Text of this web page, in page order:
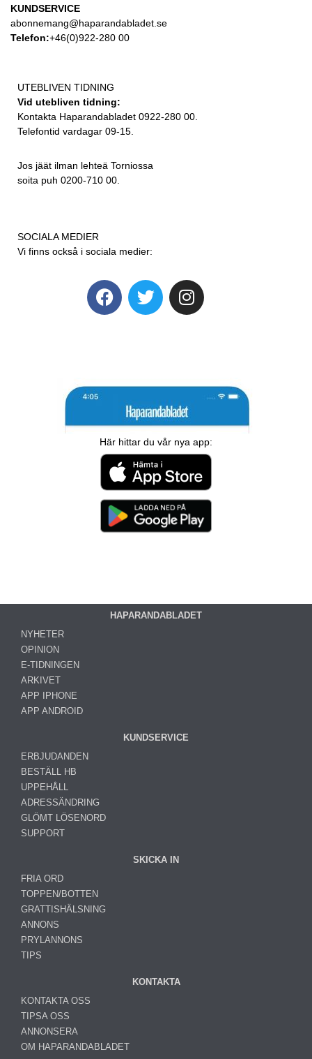
KUNDSERVICE
abonnemang@haparandabladet.se
Telefon:+46(0)922-280 00
UTEBLIVEN TIDNING
Vid utebliven tidning:
Kontakta Haparandabladet 0922-280 00.
Telefontid vardagar 09-15.
Jos jäät ilman lehteä Torniossa
soita puh 0200-710 00.
SOCIALA MEDIER
Vi finns också i sociala medier:
Här hittar du vår nya app:
HAPARANDABLADET
NYHETER
OPINION
E-TIDNINGEN
ARKIVET
APP IPHONE
APP ANDROID
KUNDSERVICE
ERBJUDANDEN
BESTÄLL HB
UPPEHÅLL
ADRESSÄNDRING
GLÖMT LÖSENORD
SUPPORT
SKICKA IN
FRIA ORD
TOPPEN/BOTTEN
GRATTISHÄLSNING
ANNONS
PRYLANNONS
TIPS
KONTAKTA
KONTAKTA OSS
TIPSA OSS
ANNONSERA
OM HAPARANDABLADET